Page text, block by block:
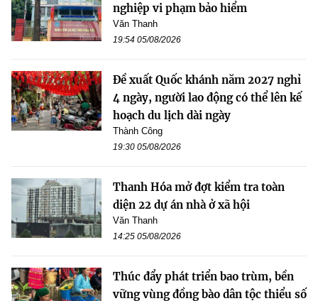
nghiệp vi phạm bảo hiểm
Văn Thanh
19:54 05/08/2026
Đề xuất Quốc khánh năm 2027 nghỉ
4 ngày, người lao động có thể lên kế
hoạch du lịch dài ngày
Thành Công
19:30 05/08/2026
Thanh Hóa mở đợt kiểm tra toàn
diện 22 dự án nhà ở xã hội
Văn Thanh
14:25 05/08/2026
Thúc đẩy phát triển bao trùm, bền
vững vùng đồng bào dân tộc thiểu số